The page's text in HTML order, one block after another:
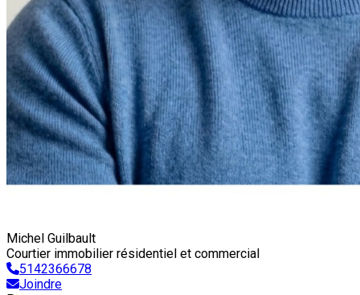
Michel Guilbault
Courtier immobilier résidentiel et commercial
5142366678
Joindre